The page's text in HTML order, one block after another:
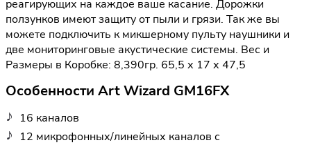
реагирующих на каждое ваше касание. Дорожки
ползунков имеют защиту от пыли и грязи. Так же вы
можете подключить к микшерному пульту наушники и
две мониторинговые акустические системы. Вес и
Размеры в Коробке: 8,390гр. 65,5 х 17 х 47,5
Особенности Art Wizard GM16FX
16 каналов
12 микрофонных/линейных каналов с